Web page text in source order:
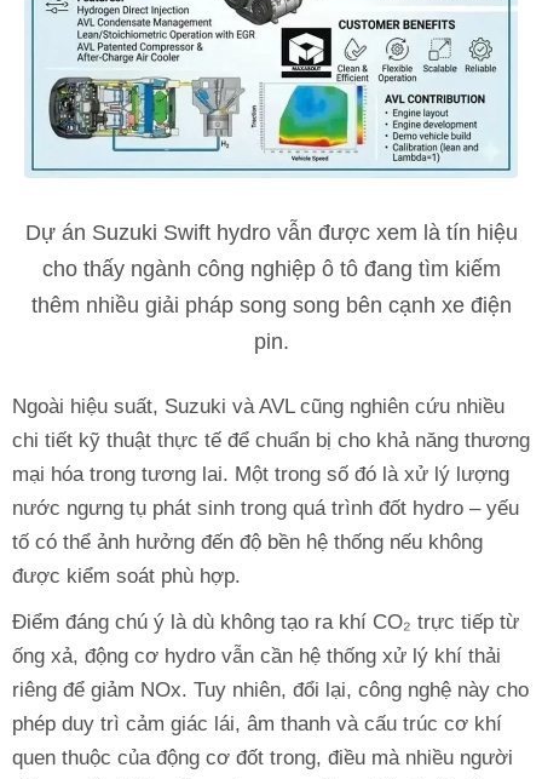
Dự án Suzuki Swift hydro vẫn được xem là tín hiệu
cho thấy ngành công nghiệp ô tô đang tìm kiếm
thêm nhiều giải pháp song song bên cạnh xe điện
pin.
Ngoài hiệu suất, Suzuki và AVL cũng nghiên cứu nhiều
chi tiết kỹ thuật thực tế để chuẩn bị cho khả năng thương
mại hóa trong tương lai. Một trong số đó là xử lý lượng
nước ngưng tụ phát sinh trong quá trình đốt hydro – yếu
tố có thể ảnh hưởng đến độ bền hệ thống nếu không
được kiểm soát phù hợp.
Điểm đáng chú ý là dù không tạo ra khí CO₂ trực tiếp từ
ống xả, động cơ hydro vẫn cần hệ thống xử lý khí thải
riêng để giảm NOx. Tuy nhiên, đổi lại, công nghệ này cho
phép duy trì cảm giác lái, âm thanh và cấu trúc cơ khí
quen thuộc của động cơ đốt trong, điều mà nhiều người